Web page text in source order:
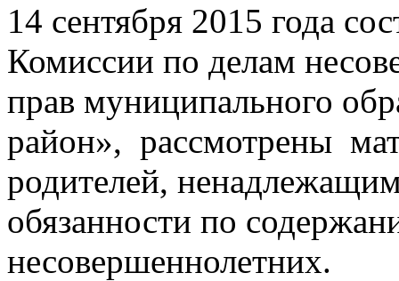
14 сентября 2015 года
Комиссии по делам
прав муниципального
район», рассмотрены
родителей,
обязанности по
несовершеннолетних.